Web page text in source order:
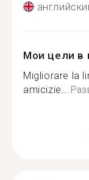
Мои цели в
Migliorare la
amicizie...